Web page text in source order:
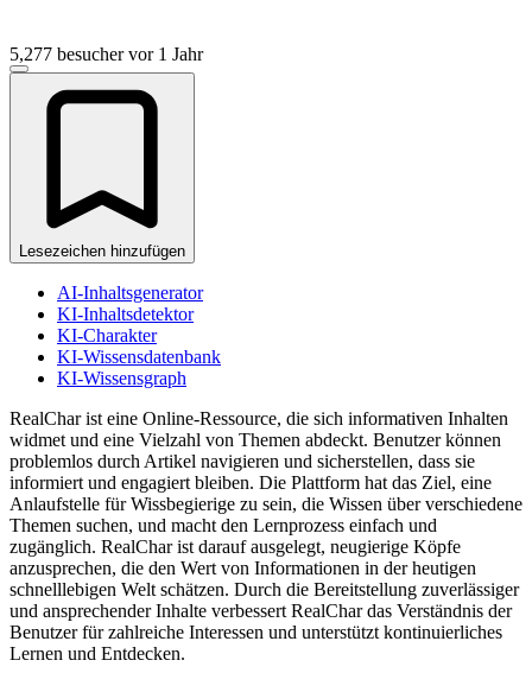
5,277 besucher vor 1 Jahr
Lesezeichen hinzufügen
AI-Inhaltsgenerator
KI-Inhaltsdetektor
KI-Charakter
KI-Wissensdatenbank
KI-Wissensgraph
RealChar ist eine Online-Ressource, die sich informativen Inhalten
widmet und eine Vielzahl von Themen abdeckt. Benutzer können
problemlos durch Artikel navigieren und sicherstellen, dass sie
informiert und engagiert bleiben. Die Plattform hat das Ziel, eine
Anlaufstelle für Wissbegierige zu sein, die Wissen über verschiedene
Themen suchen, und macht den Lernprozess einfach und
zugänglich. RealChar ist darauf ausgelegt, neugierige Köpfe
anzusprechen, die den Wert von Informationen in der heutigen
schnelllebigen Welt schätzen. Durch die Bereitstellung zuverlässiger
und ansprechender Inhalte verbessert RealChar das Verständnis der
Benutzer für zahlreiche Interessen und unterstützt kontinuierliches
Lernen und Entdecken.